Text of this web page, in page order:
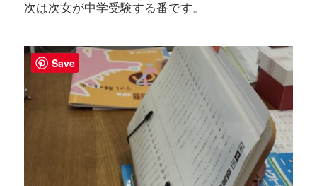
次は次女が中学受験する番です。
Save